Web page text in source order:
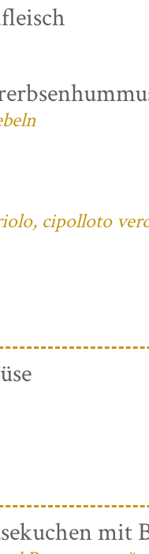
cipolloto
mit